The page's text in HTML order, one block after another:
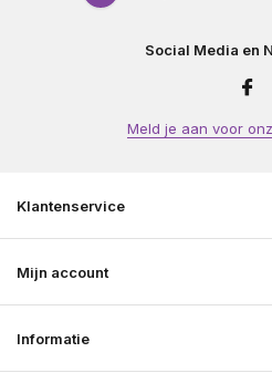
Social Media en
Meld je aan voor
Klantenservice
Mijn account
Informatie